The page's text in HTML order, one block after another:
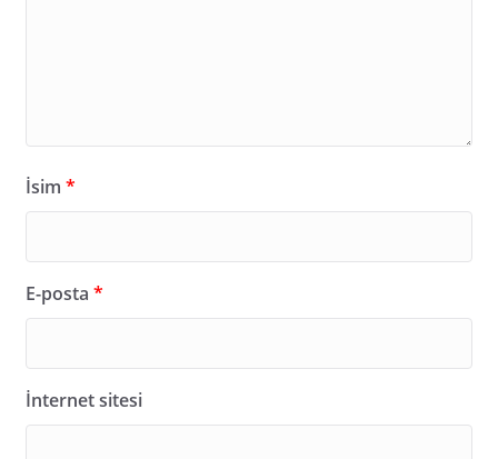
İsim *
E-posta *
İnternet sitesi